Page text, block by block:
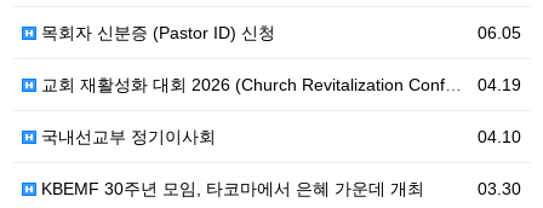
06.05
목회자 신분증 (Pastor ID) 신청
04.19
교회 재활성화 대회 2026 (Church Revitalization Conference)
04.10
국내선교부 정기이사회
03.30
KBEMF 30주년 모임, 타코마에서 은혜 가운데 개최